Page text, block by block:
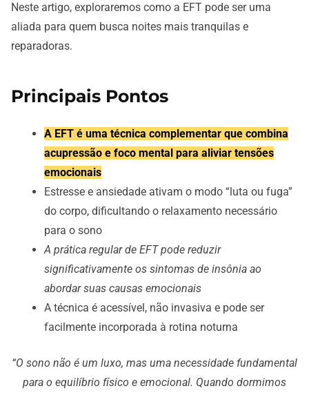
Neste artigo, exploraremos como a EFT pode ser uma
aliada para quem busca noites mais tranquilas e
reparadoras.
Principais Pontos
A EFT é uma técnica complementar que combina
acupressão e foco mental para aliviar tensões
emocionais
Estresse e ansiedade ativam o modo “luta ou fuga”
do corpo, dificultando o relaxamento necessário
para o sono
A prática regular de EFT pode reduzir
significativamente os sintomas de insônia ao
abordar suas causas emocionais
A técnica é acessível, não invasiva e pode ser
facilmente incorporada à rotina noturna
“O sono não é um luxo, mas uma necessidade fundamental
para o equilíbrio físico e emocional. Quando dormimos